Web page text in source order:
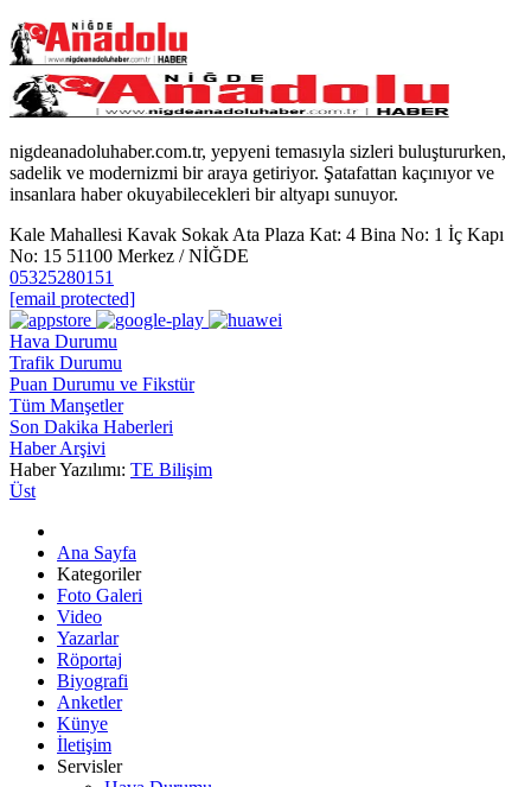
nigdeanadoluhaber.com.tr, yepyeni temasıyla sizleri buluştururken,
sadelik ve modernizmi bir araya getiriyor. Şatafattan kaçınıyor ve
insanlara haber okuyabilecekleri bir altyapı sunuyor.
Kale Mahallesi Kavak Sokak Ata Plaza Kat: 4 Bina No: 1 İç Kapı
No: 15 51100 Merkez / NİĞDE
05325280151
[email protected]
Hava Durumu
Trafik Durumu
Puan Durumu ve Fikstür
Tüm Manşetler
Son Dakika Haberleri
Haber Arşivi
Haber Yazılımı: TE Bilişim
Üst
Ana Sayfa
Kategoriler
Foto Galeri
Video
Yazarlar
Röportaj
Biyografi
Anketler
Künye
İletişim
Servisler